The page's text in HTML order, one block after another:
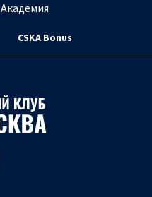
Академия
CSKA Bonus